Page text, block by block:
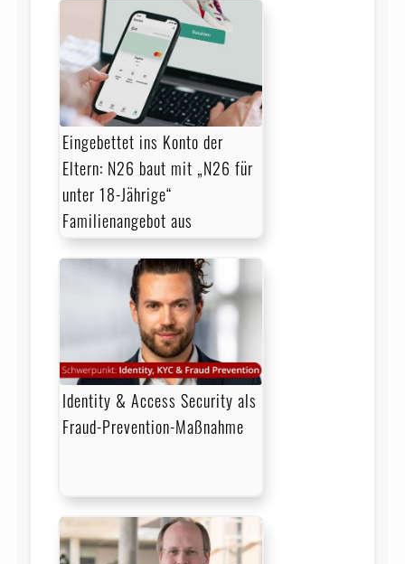
Eingebettet ins Konto der
Eltern: N26 baut mit „N26 für
unter 18-Jährige“
Familienangebot aus
Identity & Access Security als
Fraud-Prevention-Maßnahme